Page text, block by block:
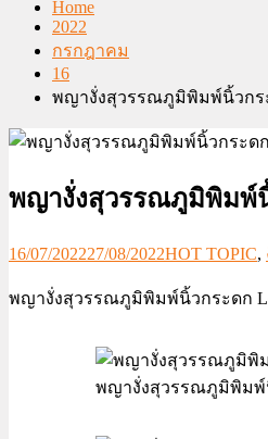
Home
2022
กรกฎาคม
16
พญางั่งสุวรรณภูมิพิมพ์นิ้วกระด
พญางั่งสุวรรณภูมิพิมพ์นิ้
16/07/202227/08/2022HOT TOPIC,
พญางั่งสุวรรณภูมิพิมพ์นิ้วกระดก
พญางั่งสุวรรณภูมิพิมพ์